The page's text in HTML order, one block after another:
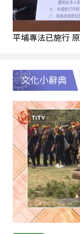
平埔專法已施行
文化小辭典